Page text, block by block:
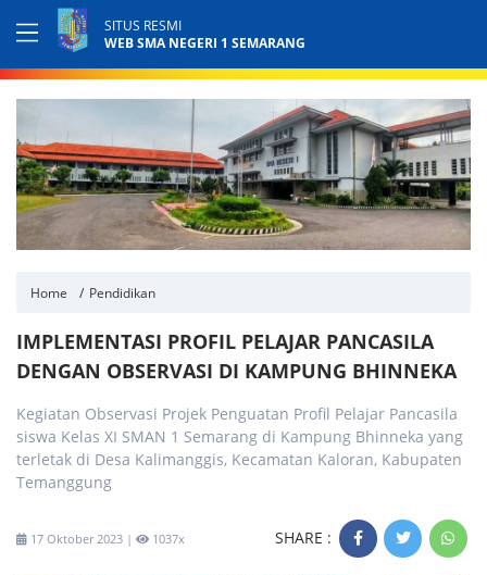
SITUS RESMI
WEB SMA NEGERI 1 SEMARANG
Home Pendidikan
IMPLEMENTASI PROFIL PELAJAR PANCASILA
DENGAN OBSERVASI DI KAMPUNG BHINNEKA
Kegiatan Observasi Projek Penguatan Profil Pelajar Pancasila
siswa Kelas XI SMAN 1 Semarang di Kampung Bhinneka yang
terletak di Desa Kalimanggis, Kecamatan Kaloran, Kabupaten
Temanggung
17 Oktober 2023 | 1037x SHARE :